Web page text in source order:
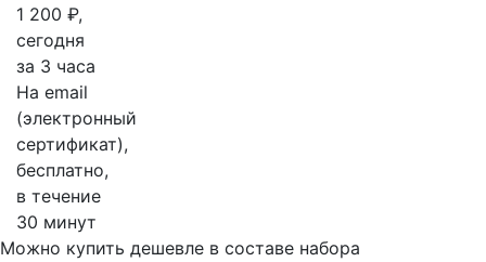
1 200 ₽,
сегодня
за 3 часа
На email
(электронный
сертификат),
бесплатно,
в течение
30 минут
Можно купить дешевле в составе набора